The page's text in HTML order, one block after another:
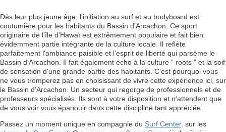
Dès leur plus jeune âge, l'initiation au surf et au bodyboard est
coutumière pour les habitants du Bassin d'Arcachon. Ce sport
originaire de l'île d’Hawaï est extrêmement populaire et fait bien
évidemment partie intégrante de la culture locale. Il reflète
parfaitement l'ambiance paisible et l'esprit de liberté qui parsème le
Bassin d'Arcachon. Il fait également écho à la culture “ roots ” et la soif
de sensation d'une grande partie des habitants. C'est pourquoi vous
ne vous tromperez pas en choisissant de vivre cette expérience ici, sur
le Bassin d'Arcachon. Un secteur qui regorge de professionnels et de
professeurs spécialisés. Ils sont à votre disposition et n'attendent que
de vous voir vous épanouir dans cette discipline tant appréciée.
Passez un moment unique en compagnie du Surf Center, sur les